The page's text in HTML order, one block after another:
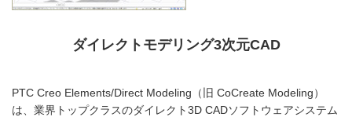
ダイレクトモデリング3次元CAD
PTC Creo Elements/Direct Modeling（旧 CoCreate Modeling）
は、業界トップクラスのダイレクト3D CADソフトウェアシステム